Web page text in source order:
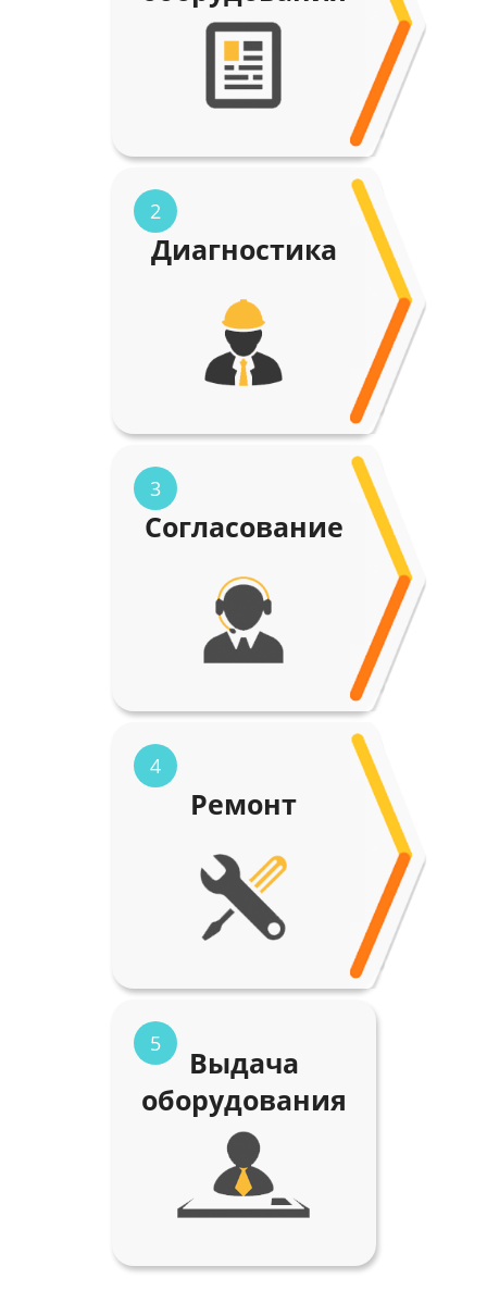
2
Диагностика
3
Согласование
4
Ремонт
5
Выдача
оборудования